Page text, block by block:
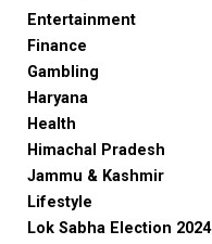
Entertainment
Finance
Gambling
Haryana
Health
Himachal Pradesh
Jammu & Kashmir
Lifestyle
Lok Sabha Election 2024